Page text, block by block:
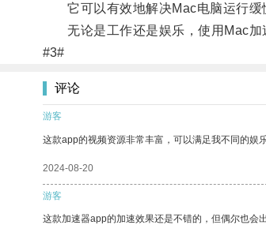
它可以有效地解决Mac电脑运行缓
无论是工作还是娱乐，使用Mac加
#3#
评论
游客
这款app的视频资源非常丰富，可以满足我不同的娱乐
2024-08-20
游客
这款加速器app的加速效果还是不错的，但偶尔也会